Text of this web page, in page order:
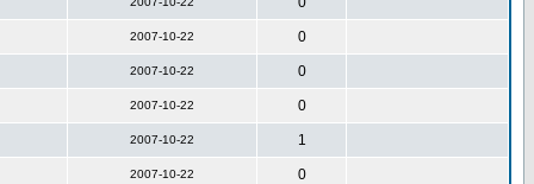
2007-10-22 0
2007-10-22 0
2007-10-22 0
2007-10-22 1
2007-10-22 0